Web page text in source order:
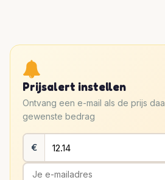
Prijsalert instellen
Ontvang een e-mail als de prijs
gewenste bedrag
€